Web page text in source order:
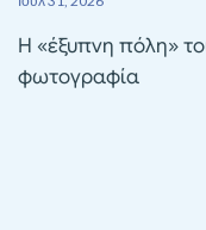
Η «έξυπνη πόλη»
φωτογραφία